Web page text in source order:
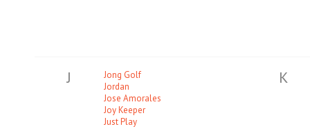
J
Jong Golf
Jordan
Jose Amorales
Joy Keeper
Just Play
K